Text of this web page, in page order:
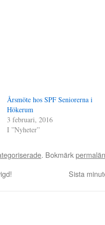
Årsmöte hos SPF Seniorerna i
Hökerum
3 februari, 2016
I ”Nyheter”
. Bokmärk
Sista